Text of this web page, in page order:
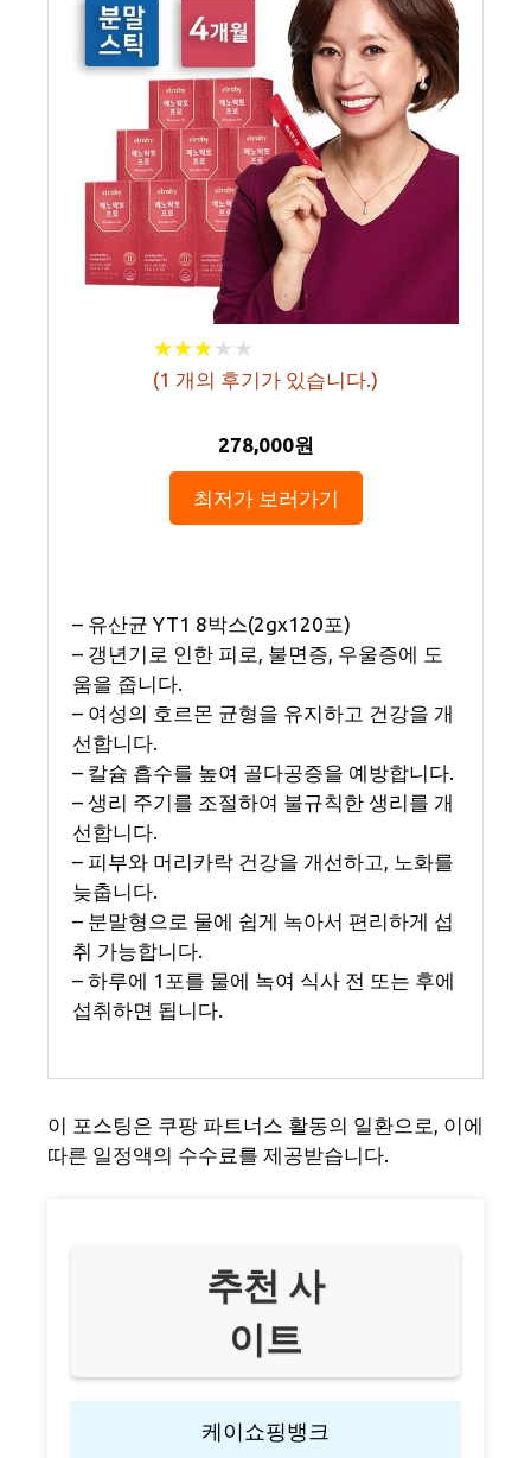
★★★★ ★
★★★★ ★
(1 개의 후기가 있습니다.)
278,000원
최저가 보러가기
– 유산균 YT1 8박스(2gx120포)
– 갱년기로 인한 피로, 불면증, 우울증에 도
움을 줍니다.
– 여성의 호르몬 균형을 유지하고 건강을 개
선합니다.
– 칼슘 흡수를 높여 골다공증을 예방합니다.
– 생리 주기를 조절하여 불규칙한 생리를 개
선합니다.
– 피부와 머리카락 건강을 개선하고, 노화를
늦춥니다.
– 분말형으로 물에 쉽게 녹아서 편리하게 섭
취 가능합니다.
– 하루에 1포를 물에 녹여 식사 전 또는 후에
섭취하면 됩니다.
이 포스팅은 쿠팡 파트너스 활동의 일환으로, 이에
따른 일정액의 수수료를 제공받습니다.
추천 사
이트
케이쇼핑뱅크